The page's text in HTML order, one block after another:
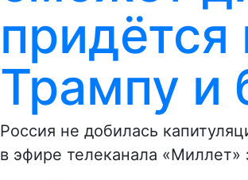
придётся
Трампу и
Россия не добилась
в эфире телеканала «Миллет»